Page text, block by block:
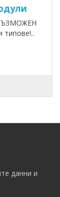
типове!..
данни и